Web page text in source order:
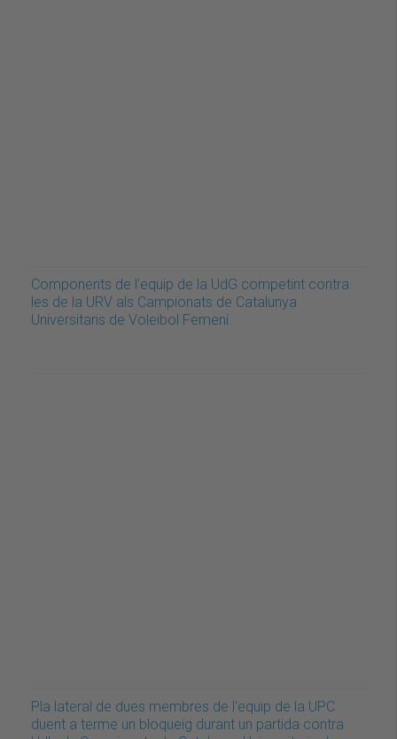
Components de l'equip de la UdG competint contra
les de la URV als Campionats de Catalunya
Universitaris de Voleibol Femení
Pla lateral de dues membres de l'equip de la UPC
duent a terme un bloqueig durant un partida contra